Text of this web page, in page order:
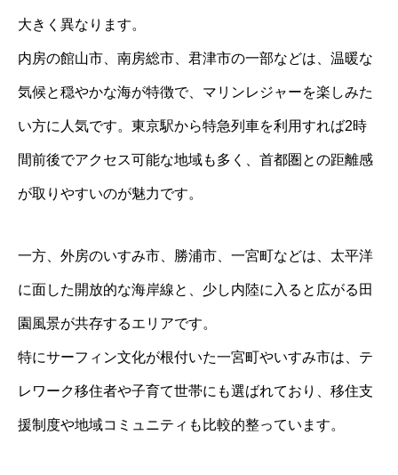
大きく異なります。
内房の館山市、南房総市、君津市の一部などは、温暖な
気候と穏やかな海が特徴で、マリンレジャーを楽しみた
い方に人気です。東京駅から特急列車を利用すれば2時
間前後でアクセス可能な地域も多く、首都圏との距離感
が取りやすいのが魅力です。
一方、外房のいすみ市、勝浦市、一宮町などは、太平洋
に面した開放的な海岸線と、少し内陸に入ると広がる田
園風景が共存するエリアです。
特にサーフィン文化が根付いた一宮町やいすみ市は、テ
レワーク移住者や子育て世帯にも選ばれており、移住支
援制度や地域コミュニティも比較的整っています。